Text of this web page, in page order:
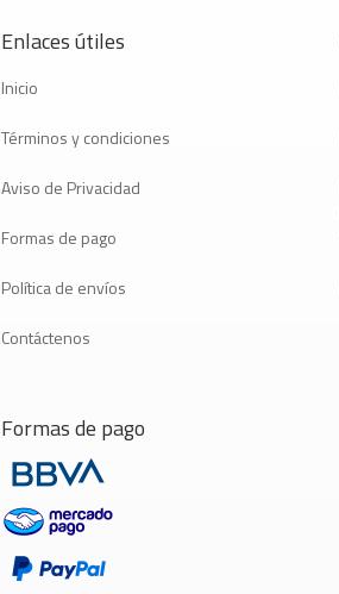
Enlaces útiles
Inicio
Términos y condiciones
Aviso de Privacidad
Formas de pago
Política de envíos
Contáctenos
Formas de pago